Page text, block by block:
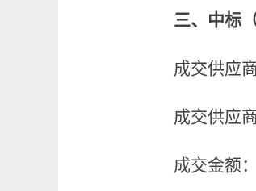
三、中标
成交供应
成交供应
成交金额